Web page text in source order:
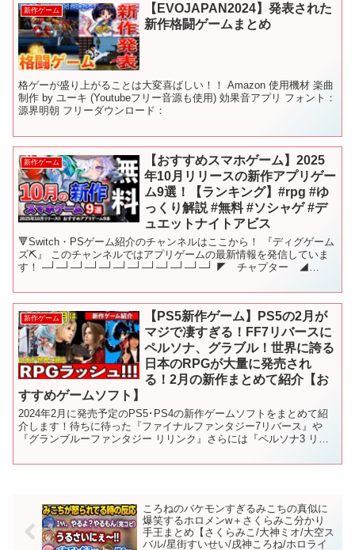
新作ゲーム
【EVOJAPAN2024】発表された
新作格闘ゲームまとめ
格ゲーが盛り上がることは大変喜ばしい！！ Amazon 使用機材 楽曲
制作 by ユーキ (Youtubeフリー音源も使用) 効果音アプリ フォント：
源界明朝 フリーダウンロード：
新作ゲーム
【おすすめスマホゲーム】2025
年10月リリースの新作アプリゲー
ム9選！【ランキング】#rpg #ゆ
っくり解説 #無料 #ソシャゲ #デ
ュエットナイトアビス
🔻Switch・PSゲーム紹介のチャンネルはここから！ 『ディグゲーム
ズ⛏️』 このチャンネルではアプリゲームの最新情報を発信していま
す！ ─┘─┘─┘─┘─┘─┘─┘─┘─┘─┘─┘─┘ ◤ チャプター ◢
新作ゲーム
【PS5新作ゲーム】PS5の2月が
マジで凄すぎる！FF7リバースに
ペルソナ、グラブル！世界に誇る
日本のRPGが大量に発売され
る！2月の新作まとめて紹介【お
すすめゲームソフト】
2024年2月に発売予定のPS5･PS4の新作ゲームソフトをまとめて紹
介します！待ちに待った『ファイナルファンタジー7リバース』や
『グランブルーファンタジー リリンク』さらには『ペルソナ3 リロ
ころねのバケモンすぎるみこちの真似に
爆笑するホロメンw＋さくらみこ分かり
手王まとめ【さくらみこ/大神ミオ/大空ス
バル/星街すいせい/戌神ころね/ホロライ